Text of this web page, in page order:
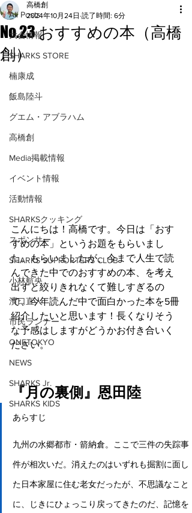
All Posts
大会情報
SHARKS STORE
楠康成
飯島陸斗
グエム・アブラハム
高橋創
Media掲載情報
イベント情報
活動情報
SHARKSクッキング
スポンサー
SHARKS SUPPORTERS CLUB
小林航央
濱口直人
市民ランナー
ONETOKYO
NEWS
SHARKS Jr.
SHARKS KIDS
No.23 おすすめの本（高橋
創）
高橋創
2024年10月24日 読了時間: 6分
こんにちは！高橋です。今日は「おす
すめの本」というお題をもらいまし
た。もらいましたが、今まで人生で読
んできた中でのおすすめの本、を考え
出すと絞りきれなくて難しすぎるの
で、今年読んだ中で面白かった本を5冊
紹介したいと思います！長くなりそう
な予感はしますがどうかお付き合いく
ださい。
『月の裏側』恩田陸
あらすじ
九州の水郷都市・箭納倉。ここで三件の失踪事
件が相次いだ。消えたのはいずれも掘割に面し
た日本家屋に住む老女だったが、不思議なこと
に、じきにひょっこり戻ってきたのだ、記憶を